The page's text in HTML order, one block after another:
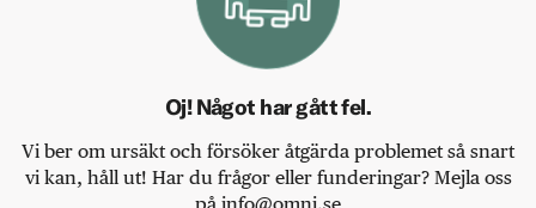
Oj! Något har gått fel.
Vi ber om ursäkt och försöker åtgärda problemet så snart
vi kan, håll ut! Har du frågor eller funderingar? Mejla oss